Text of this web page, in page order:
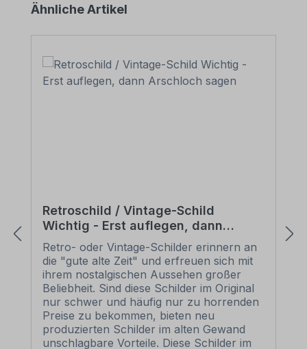
Produktgalerie überspringen
Ähnliche Artikel
Retroschild / Vintage-Schild
Wichtig - Erst auflegen, dann
Arschloch sagen
Retro- oder Vintage-Schilder erinnern an
die "gute alte Zeit" und erfreuen sich mit
ihrem nostalgischen Aussehen großer
Beliebheit. Sind diese Schilder im Original
nur schwer und häufig nur zu horrenden
Preise zu bekommen, bieten neu
produzierten Schilder im alten Gewand
unschlagbare Vorteile. Diese Schilder im